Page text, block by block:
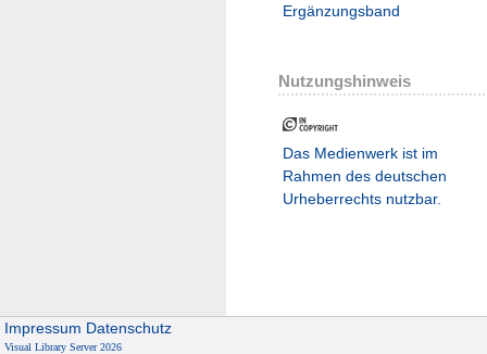
Ergänzungsband
Nutzungshinweis
Das Medienwerk ist im
Rahmen des deutschen
Urheberrechts nutzbar.
Impressum Datenschutz
Visual Library Server 2026